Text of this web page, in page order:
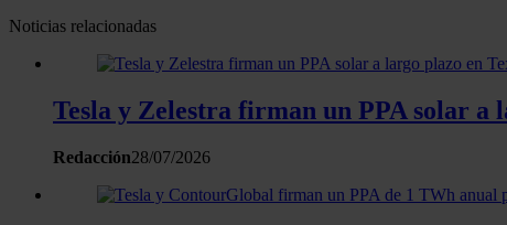
Noticias relacionadas
Tesla y Zelestra firman un PPA solar a
Redacción28/07/2026